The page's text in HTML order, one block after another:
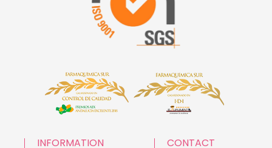
INFORMATION
CONTACT